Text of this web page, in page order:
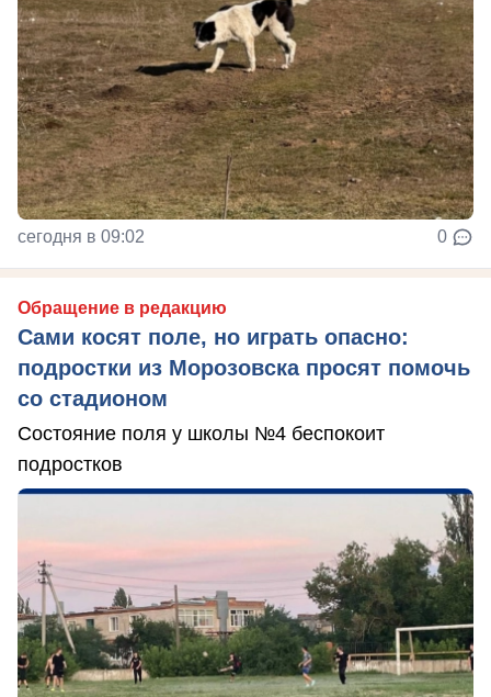
сегодня в 09:02 0
Обращение в редакцию
Сами косят поле, но играть опасно:
подростки из Морозовска просят помочь
со стадионом
Состояние поля у школы №4 беспокоит
подростков